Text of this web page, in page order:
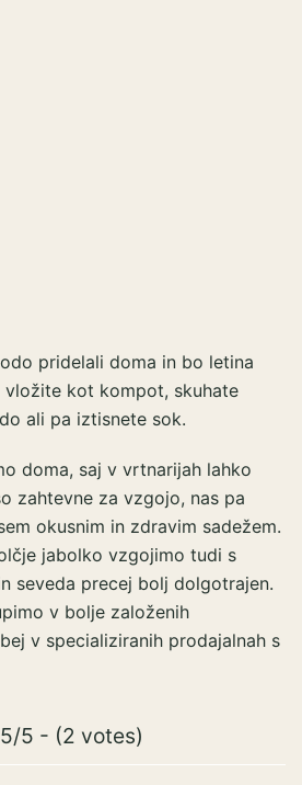
pridelali doma in bo letina
kot kompot, skuhate
ali pa iztisnete sok.
doma, saj v vrtnarijah lahko
zahtevne za vzgojo, nas pa
okusnim in zdravim sadežem.
jabolko vzgojimo tudi s
seveda precej bolj dolgotrajen.
v bolje založenih
v specializiranih prodajalnah s
5/5 - (2 votes)